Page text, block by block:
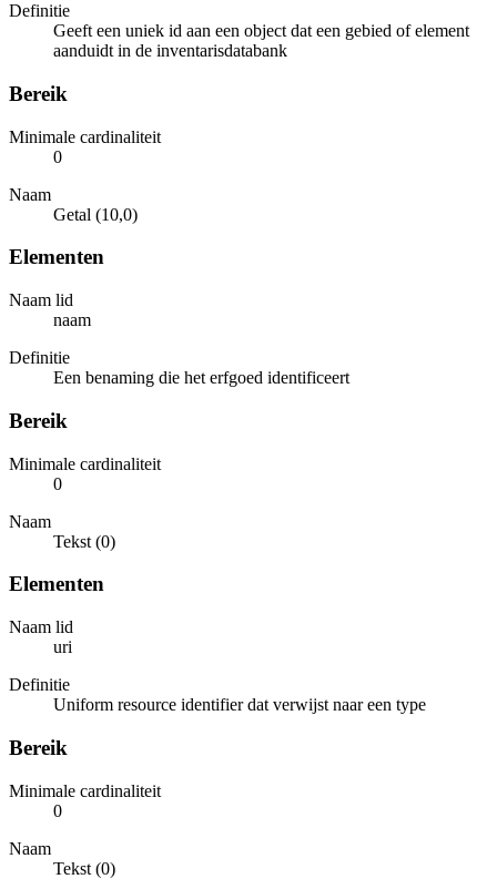
Definitie
Geeft een uniek id aan een object dat een gebied of element
aanduidt in de inventarisdatabank
Bereik
Minimale cardinaliteit
0
Naam
Getal (10,0)
Elementen
Naam lid
naam
Definitie
Een benaming die het erfgoed identificeert
Bereik
Minimale cardinaliteit
0
Naam
Tekst (0)
Elementen
Naam lid
uri
Definitie
Uniform resource identifier dat verwijst naar een type
Bereik
Minimale cardinaliteit
0
Naam
Tekst (0)